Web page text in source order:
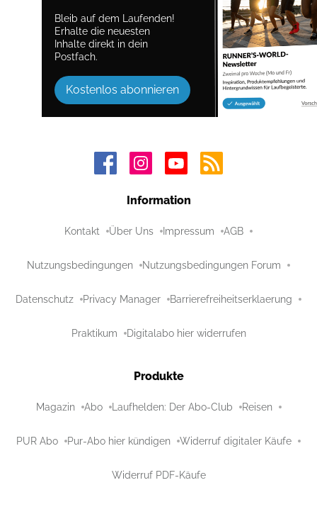
Bleib auf dem Laufenden!
Erhalte die neuesten
Inhalte direkt in dein
Postfach.
Kostenlos abonnieren
Information
Kontakt Über Uns Impressum AGB
Nutzungsbedingungen Nutzungsbedingungen Forum
Datenschutz Privacy Manager Barrierefreiheitserklaerung
Praktikum Digitalabo hier widerrufen
Produkte
Magazin Abo Laufhelden: Der Abo-Club Reisen
PUR Abo Pur-Abo hier kündigen Widerruf digitaler Käufe
Widerruf PDF-Käufe